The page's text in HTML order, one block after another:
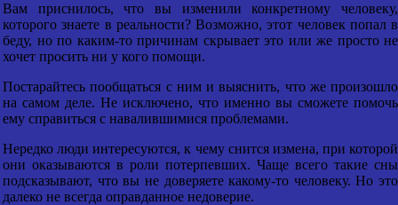
Вам приснилось, что вы изменили конкретному человеку,
которого знаете в реальности? Возможно, этот человек попал в
беду, но по каким-то причинам скрывает это или же просто не
хочет просить ни у кого помощи.
Постарайтесь пообщаться с ним и выяснить, что же произошло
на самом деле. Не исключено, что именно вы сможете помочь
ему справиться с навалившимися проблемами.
Нередко люди интересуются, к чему снится измена, при которой
они оказываются в роли потерпевших. Чаще всего такие сны
подсказывают, что вы не доверяете какому-то человеку. Но это
далеко не всегда оправданное недоверие.